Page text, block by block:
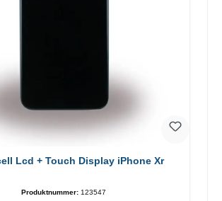
Lcd + Touch Display iPhone Xr
Produktnummer: 123547